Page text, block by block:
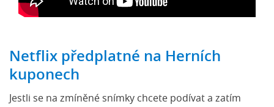
Netflix předplatné na Herních
kuponech
Jestli se na zmíněné snímky chcete podívat a zatím